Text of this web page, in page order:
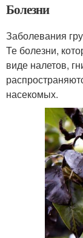
Болезни
Заболевания
Те болезни,
виде налетов,
насекомых.